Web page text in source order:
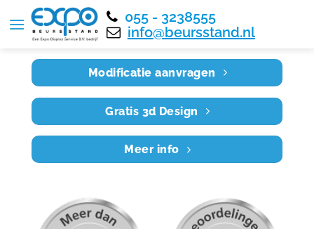
055 - 3238555
info@beursstand.nl
Home RE6X5 034
Modificatie aanvragen
Gratis 3d Design
Meer info